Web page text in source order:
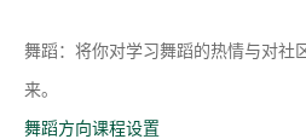
舞蹈：将你对学习舞蹈的热情与对社
来。
舞蹈方向课程设置